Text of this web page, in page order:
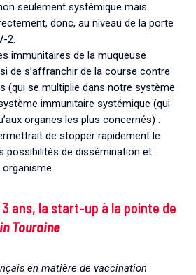
seulement systémique mais
donc, au niveau de la porte
2.
immunitaires de la muqueuse
de s’affranchir de la course contre
(qui se multiplie dans notre système
immunitaire systémique (qui
organes les plus concernés) :
de stopper rapidement le
possibilités de dissémination et
ans, la start-up à la pointe de
Touraine
en matière de vaccination